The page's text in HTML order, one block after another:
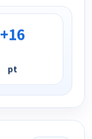
+16
pt